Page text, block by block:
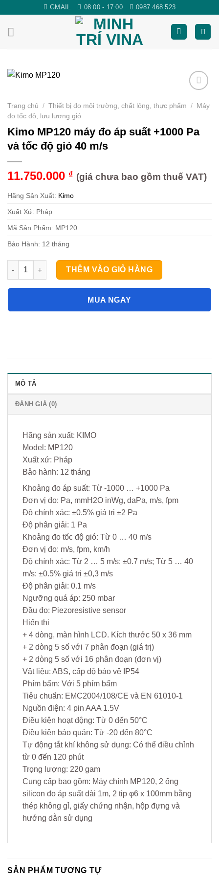
content
GMAIL 08:00 - 17:00 0987.468.523
thích
Trang chủ / Thiết bị đo môi trường, chất lỏng, thực phẩm /
Máy
đo tốc độ, lưu lượng gió
Kimo MP120 máy đo áp suất +1000 Pa
và tốc độ gió 40 m/s
11.750.000 ₫ (giá chưa bao gồm thuế VAT)
Hãng Sản Xuất: Kimo
Xuất Xứ: Pháp
Mã Sản Phẩm: MP120
Bảo Hành: 12 tháng
Kimo MP120 máy đo áp suất +1000 Pa và tốc độ gió 40 m/s số
THÊM VÀO GIỎ HÀNG
MUA NGAY
MÔ TẢ
ĐÁNH GIÁ (0)
Hãng sản xuất: KIMO
Model: MP120
Xuất xứ: Pháp
Bảo hành: 12 tháng
Khoảng đo áp suất: Từ -1000 … +1000 Pa
Đơn vị đo: Pa, mmH2O inWg, daPa, m/s, fpm
Độ chính xác: ±0.5% giá trị ±2 Pa
Độ phân giải: 1 Pa
Khoảng đo tốc độ gió: Từ 0 … 40 m/s
Đơn vị đo: m/s, fpm, km/h
Độ chính xác: Từ 2 … 5 m/s: ±0.7 m/s; Từ 5 … 40
m/s: ±0.5% giá trị ±0,3 m/s
Độ phân giải: 0.1 m/s
Ngưỡng quá áp: 250 mbar
Đầu đo: Piezoresistive sensor
Hiển thị
+ 4 dòng, màn hình LCD. Kích thước 50 x 36 mm
+ 2 dòng 5 số với 7 phân đoạn (giá trị)
+ 2 dòng 5 số với 16 phân đoạn (đơn vị)
Vật liệu: ABS, cấp độ bảo vệ IP54
Phím bấm: Với 5 phím bấm
Tiêu chuẩn: EMC2004/108/CE và EN 61010-1
Nguồn điện: 4 pin AAA 1.5V
Điều kiện hoạt động: Từ 0 đến 50°C
Điều kiện bảo quản: Từ -20 đến 80°C
Tự động tắt khí không sử dụng: Có thể điều chỉnh
từ 0 đến 120 phút
Trọng lượng: 220 gam
Cung cấp bao gồm: Máy chính MP120, 2 ống
silicon đo áp suất dài 1m, 2 tip φ6 x 100mm bằng
thép không gỉ, giấy chứng nhận, hộp đựng và
hướng dẫn sử dụng
SẢN PHẨM TƯƠNG TỰ